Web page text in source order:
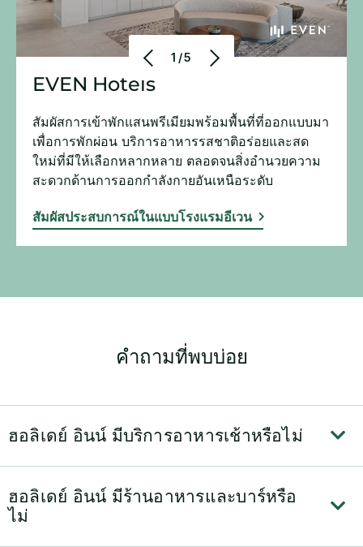
EVEN Hotels
สัมผัสการเข้าพักแสนพรีเมียมพร้อมพื้นที่ที่ออกแบบมา
เพื่อการพักผ่อน บริการอาหารรสชาติอร่อยและสด
ใหม่ที่มีให้เลือกหลากหลาย ตลอดจนสิ่งอำนวยความ
สะดวกด้านการออกกำลังกายอันเหนือระดับ​
สัมผัสประสบการณ์ในแบบโรงแรมอีเวน
1/5
คำถามที่พบบ่อย
ฮอลิเดย์ อินน์ มีบริการอาหารเช้าหรือไม่
ฮอลิเดย์ อินน์ มีร้านอาหารและบาร์หรือ
ไม่